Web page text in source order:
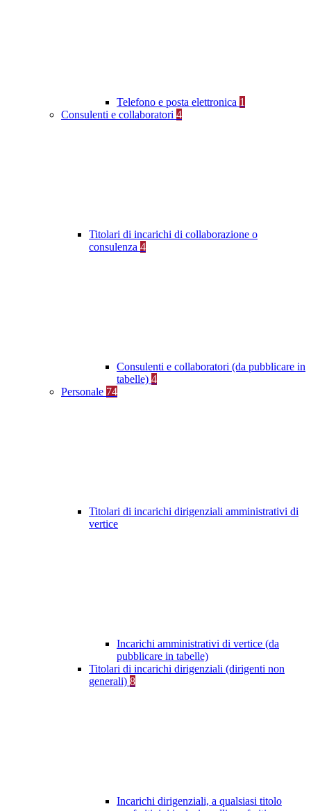
Telefono e posta elettronica 1
Consulenti e collaboratori 4
Titolari di incarichi di collaborazione o
consulenza 4
Consulenti e collaboratori (da pubblicare in
tabelle) 4
Personale 74
Titolari di incarichi dirigenziali amministrativi di
vertice
Incarichi amministrativi di vertice (da
pubblicare in tabelle)
Titolari di incarichi dirigenziali (dirigenti non
generali) 8
Incarichi dirigenziali, a qualsiasi titolo